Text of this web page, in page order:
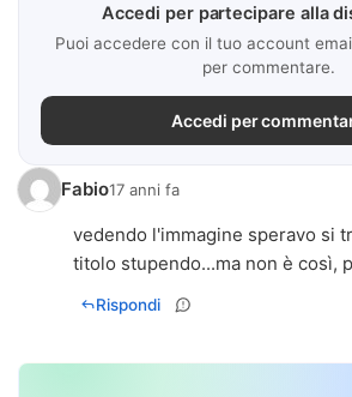
Accedi per partecipare alla
Puoi accedere con il tuo account
per commentare.
Accedi per
Fabio17 anni fa
vedendo l'immagine speravo si
titolo stupendo...ma non è così,
Rispondi